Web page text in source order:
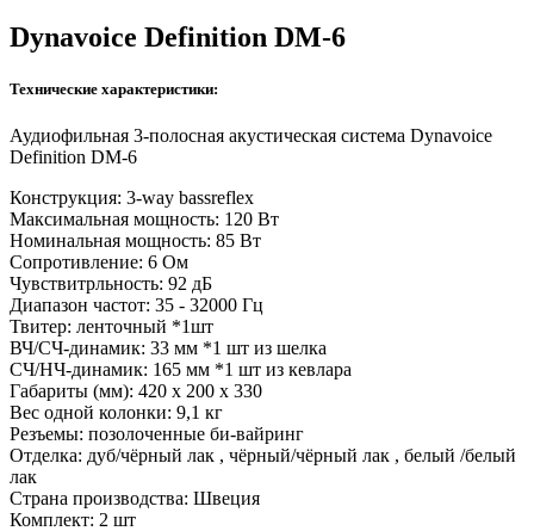
Dynavoice Definition DM-6
Технические характеристики:
Аудиофильная 3-полосная акустическая система Dynavoice
Definition DM-6
Конструкция: 3-way bassreflex
Максимальная мощность: 120 Вт
Номинальная мощность: 85 Вт
Сопротивление: 6 Ом
Чувствитрльность: 92 дБ
Диапазон частот: 35 - 32000 Гц
Твитер: ленточный *1шт
ВЧ/СЧ-динамик: 33 мм *1 шт из шелка
СЧ/НЧ-динамик: 165 мм *1 шт из кевлара
Габариты (мм): 420 x 200 x 330
Вес одной колонки: 9,1 кг
Резъемы: позолоченные би-вайринг
Отделка: дуб/чёрный лак , чёрный/чёрный лак , белый /белый
лак
Страна производства: Швеция
Комплект: 2 шт